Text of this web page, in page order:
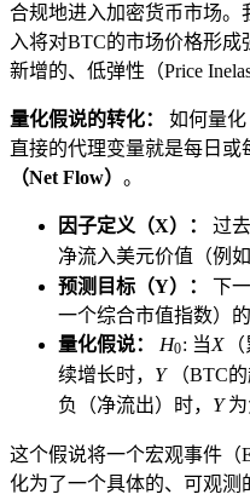
合规地进入加密货币市场。
入将对BTC的市场价格形
新增的、低弹性（Price
量化假说的转化：
如何量
直接的代理变量就是每日或
（Net Flow） 。
因子定义（X）： 过去
净流入美元价值（例如
预测目标（Y）：
下
一个综合市值指数）的
量化假说：
H_0
H0: 当 X
X
续增长时， Y
Y （BTC
负（净流出）时， Y
Y 为
这个假说将一个宏观事件（
化为了一个具体的、可观测